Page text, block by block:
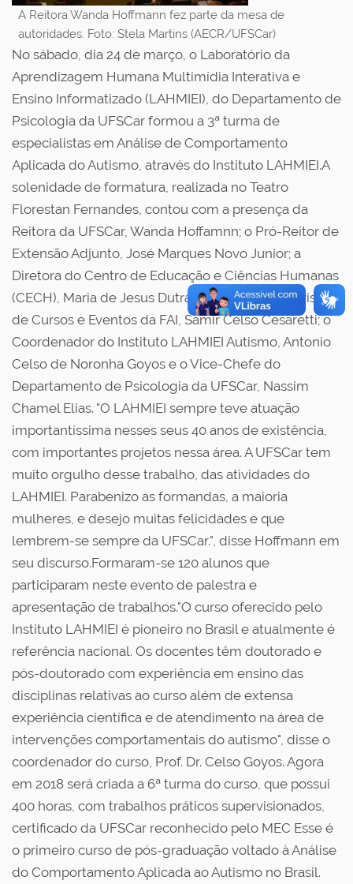
A Reitora Wanda Hoffmann fez parte da mesa de
autoridades. Foto: Stela Martins (AECR/UFSCar)
No sábado, dia 24 de março, o Laboratório da
Aprendizagem Humana Multimídia Interativa e
Ensino Informatizado (LAHMIEI), do Departamento de
Psicologia da UFSCar formou a 3ª turma de
especialistas em Análise de Comportamento
Aplicada do Autismo, através do Instituto LAHMIEI.A
solenidade de formatura, realizada no Teatro
Florestan Fernandes, contou com a presença da
Reitora da UFSCar, Wanda Hoffamnn; o Pró-Reitor de
Extensão Adjunto, José Marques Novo Junior; a
Diretora do Centro de Educação e Ciências Humanas
(CECH), Maria de Jesus Dutra dos Reis; o Supervisor
de Cursos e Eventos da FAI, Samir Celso Cesaretti; o
Coordenador do Instituto LAHMIEI Autismo, Antonio
Celso de Noronha Goyos e o Vice-Chefe do
Departamento de Psicologia da UFSCar, Nassim
Chamel Elias. "O LAHMIEI sempre teve atuação
importantíssima nesses seus 40 anos de existência,
com importantes projetos nessa área. A UFSCar tem
muito orgulho desse trabalho, das atividades do
LAHMIEI. Parabenizo as formandas, a maioria
mulheres, e desejo muitas felicidades e que
lembrem-se sempre da UFSCar.", disse Hoffmann em
seu discurso.Formaram-se 120 alunos que
participaram neste evento de palestra e
apresentação de trabalhos."O curso oferecido pelo
Instituto LAHMIEI é pioneiro no Brasil e atualmente é
referência nacional. Os docentes têm doutorado e
pós-doutorado com experiência em ensino das
disciplinas relativas ao curso além de extensa
experiência científica e de atendimento na área de
intervenções comportamentais do autismo", disse o
coordenador do curso, Prof. Dr. Celso Goyos. Agora
em 2018 será criada a 6ª turma do curso, que possui
400 horas, com trabalhos práticos supervisionados,
certificado da UFSCar reconhecido pelo MEC Esse é
o primeiro curso de pós-graduação voltado à Análise
do Comportamento Aplicada ao Autismo no Brasil.